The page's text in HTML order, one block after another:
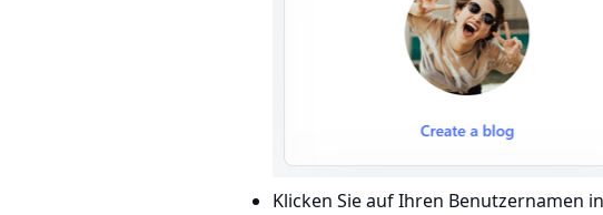
Klicken Sie auf Ihren Benutzernamen